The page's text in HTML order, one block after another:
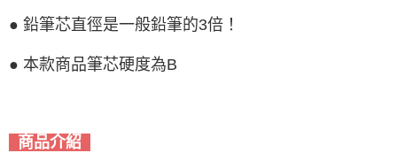
● 鉛筆芯直徑是一般鉛筆的3倍！
● 本款商品筆芯硬度為B
商品介紹